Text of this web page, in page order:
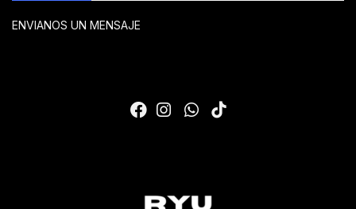
ENVIANOS UN MENSAJE